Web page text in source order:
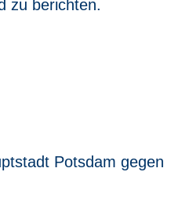
zu berichten.
Potsdam gegen